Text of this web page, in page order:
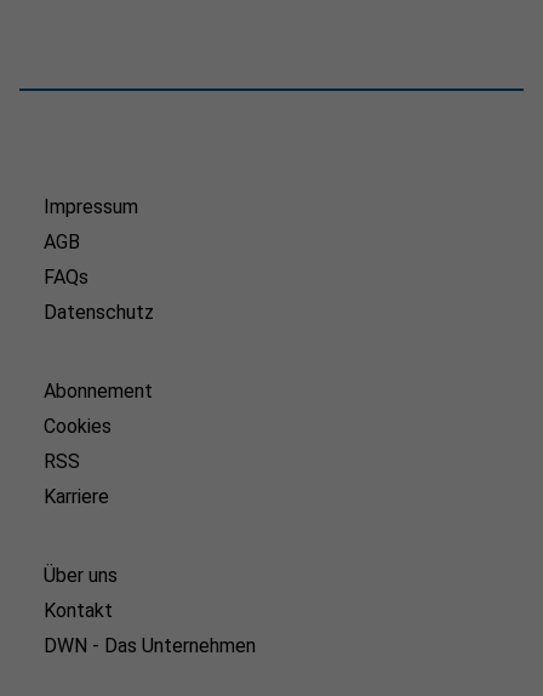
Impressum
AGB
FAQs
Datenschutz
Abonnement
Cookies
RSS
Karriere
Über uns
Kontakt
DWN - Das Unternehmen